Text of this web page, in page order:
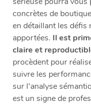
concrètes de
en détaillant les défis
apportées. Il est
claire et
procèdent pour
suivre les
sur l’analyse
est un signe de